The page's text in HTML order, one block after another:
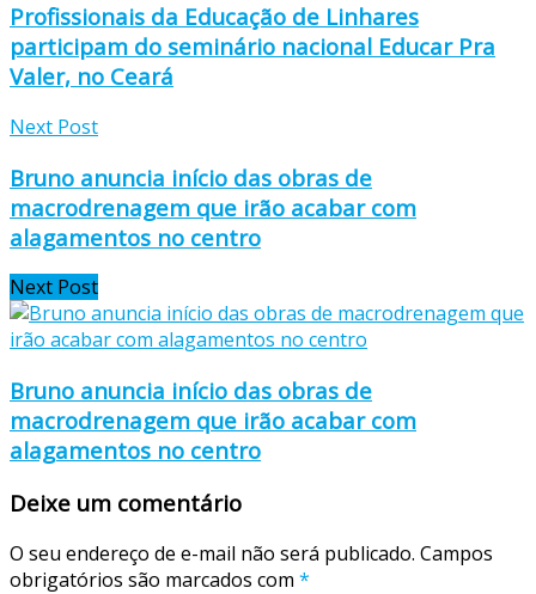
Profissionais da Educação de Linhares
participam do seminário nacional Educar Pra
Valer, no Ceará
Next Post
Bruno anuncia início das obras de
macrodrenagem que irão acabar com
alagamentos no centro
Next Post
Bruno anuncia início das obras de
macrodrenagem que irão acabar com
alagamentos no centro
Deixe um comentário
O seu endereço de e-mail não será publicado. Campos
obrigatórios são marcados com *